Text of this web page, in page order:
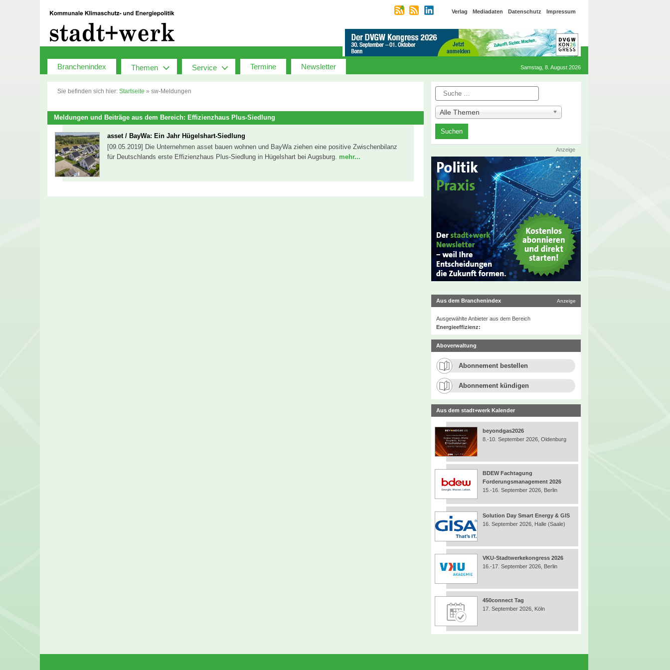
Verlag Mediadaten Datenschutz Impressum
Branchenindex Themen Service Termine Newsletter Samstag, 8. August 2026
Sie befinden sich hier: Startseite » sw-Meldungen
Meldungen und Beiträge aus dem Bereich: Effizienzhaus Plus-Siedlung
asset / BayWa: Ein Jahr Hügelshart-Siedlung
[09.05.2019] Die Unternehmen asset bauen wohnen und BayWa ziehen eine positive Zwischenbilanz
für Deutschlands erste Effizienzhaus Plus-Siedlung in Hügelshart bei Augsburg. mehr...
Suche
Alle Themen
Anzeige
Aus dem Branchenindex Anzeige
Ausgewählte Anbieter aus dem Bereich
Energieeffizienz:
Aboverwaltung
Abonnement bestellen
Abonnement kündigen
Aus dem stadt+werk Kalender
beyondgas2026
8.-10. September 2026, Oldenburg
BDEW Fachtagung
Forderungsmanagement 2026
15.-16. September 2026, Berlin
Solution Day Smart Energy & GIS
16. September 2026, Halle (Saale)
VKU-Stadtwerkekongress 2026
16.-17. September 2026, Berlin
450connect Tag
17. September 2026, Köln